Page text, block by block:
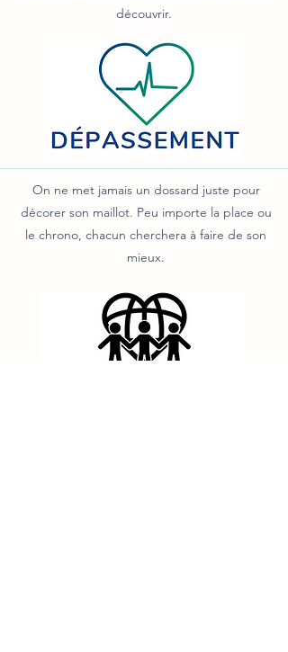
découvrir.
On ne met jamais un dossard juste pour
décorer son maillot. Peu importe la place ou
le chrono, chacun cherchera à faire de son
mieux.